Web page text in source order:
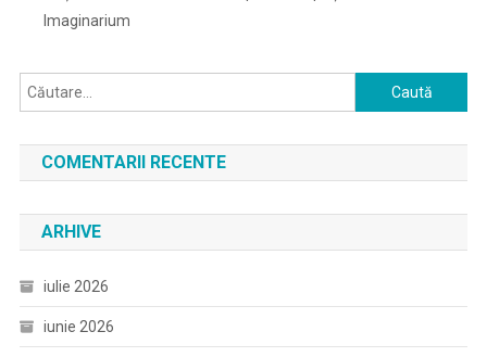
Imaginarium
Caută
după:
COMENTARII RECENTE
ARHIVE
iulie 2026
iunie 2026